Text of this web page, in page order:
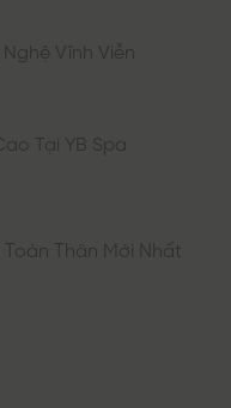
Vĩnh Viễn
Tại YB Spa
Thân Mới Nhất